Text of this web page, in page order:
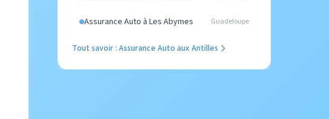
Assurance Auto à Les Abymes Guadeloupe
Tout savoir : Assurance Auto aux Antilles